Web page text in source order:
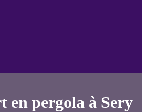
en pergola à Sery